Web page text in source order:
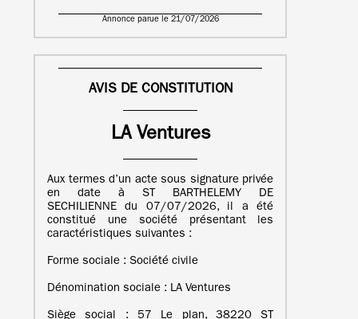
Annonce parue le 21/07/2026
AVIS DE CONSTITUTION
LA Ventures
Aux termes d’un acte sous signature privée
en date à ST BARTHELEMY DE
SECHILIENNE du 07/07/2026, il a été
constitué une société présentant les
caractéristiques suivantes :
Forme sociale : Société civile
Dénomination sociale : LA Ventures
Siège social : 57 Le plan, 38220 ST